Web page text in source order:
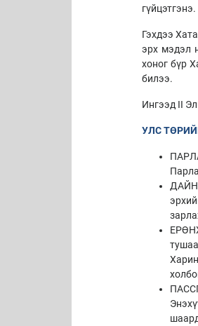
гүйцэтгэнэ.
Гэхдээ
эрх мэдэл
хоног бүр
билээ.
Ингээд II
УЛС
ДАЙН